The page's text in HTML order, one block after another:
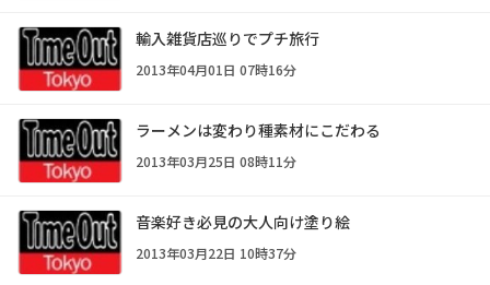
輸入雑貨店巡りでプチ旅行
2013年04月01日 07時16分
ラーメンは変わり種素材にこだわる
2013年03月25日 08時11分
音楽好き必見の大人向け塗り絵
2013年03月22日 10時37分